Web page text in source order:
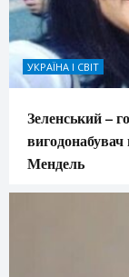
УКРАЇНА І СВІТ
Зеленський –
вигодонабувач
Мендель